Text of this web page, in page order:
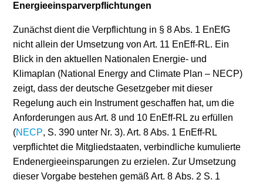
Energieeinsparverpflichtungen
Zunächst dient die Verpflichtung in § 8 Abs. 1 EnEfG
nicht allein der Umsetzung von Art. 11 EnEff-RL. Ein
Blick in den aktuellen Nationalen Energie- und
Klimaplan (National Energy and Climate Plan – NECP)
zeigt, dass der deutsche Gesetzgeber mit dieser
Regelung auch ein Instrument geschaffen hat, um die
Anforderungen aus Art. 8 und 10 EnEff-RL zu erfüllen
(NECP, S. 390 unter Nr. 3). Art. 8 Abs. 1 EnEff-RL
verpflichtet die Mitgliedstaaten, verbindliche kumulierte
Endenergieeinsparungen zu erzielen. Zur Umsetzung
dieser Vorgabe bestehen gemäß Art. 8 Abs. 2 S. 1